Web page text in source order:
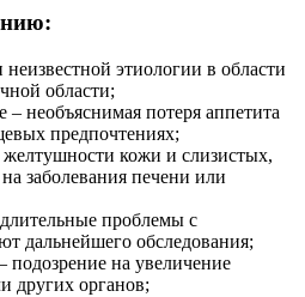
этиологии в области
области;
– необъяснимая потеря аппетита
предпочтениях;
желтушности кожи и слизистых,
заболевания печени или
проблемы с
дальнейшего обследования;
подозрение на увеличение
других органов;